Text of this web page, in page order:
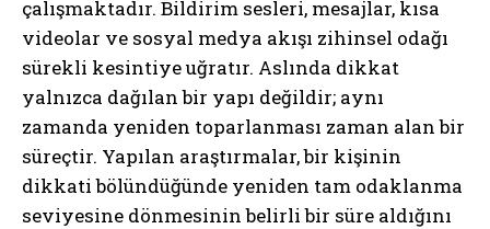
çalışmaktadır. Bildirim sesleri, mesajlar, kısa
videolar ve sosyal medya akışı zihinsel odağı
sürekli kesintiye uğratır. Aslında dikkat
yalnızca dağılan bir yapı değildir; aynı
zamanda yeniden toparlanması zaman alan bir
süreçtir. Yapılan araştırmalar, bir kişinin
dikkati bölündüğünde yeniden tam odaklanma
seviyesine dönmesinin belirli bir süre aldığını